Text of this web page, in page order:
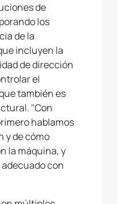
de
los
de la
incluyen la
de dirección
el
también es
"Con
hablamos
y de cómo
la máquina, y
con